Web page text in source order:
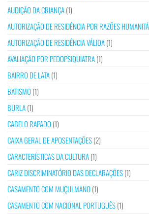
AUDIÇÃO DA CRIANÇA(1)
AUTORIZAÇÃO DE RESIDÊNCIA POR RAZÕES
AUTORIZAÇÃO DE RESIDÊNCIA VÁLIDA(1)
AVALIAÇÃO POR PEDOPSIQUIATRA(1)
BAIRRO DE LATA(1)
BATISMO (1)
BURLA(1)
CABELO RAPADO (1)
CAIXA GERAL DE APOSENTAÇÕES(2)
CARACTERÍSTICAS DA CULTURA(1)
CARIZ DISCRIMINATÓRIO DAS DECLARAÇÕES(1)
CASAMENTO COM MUÇULMANO (1)
CASAMENTO COM NACIONAL PORTUGUÊS(1)